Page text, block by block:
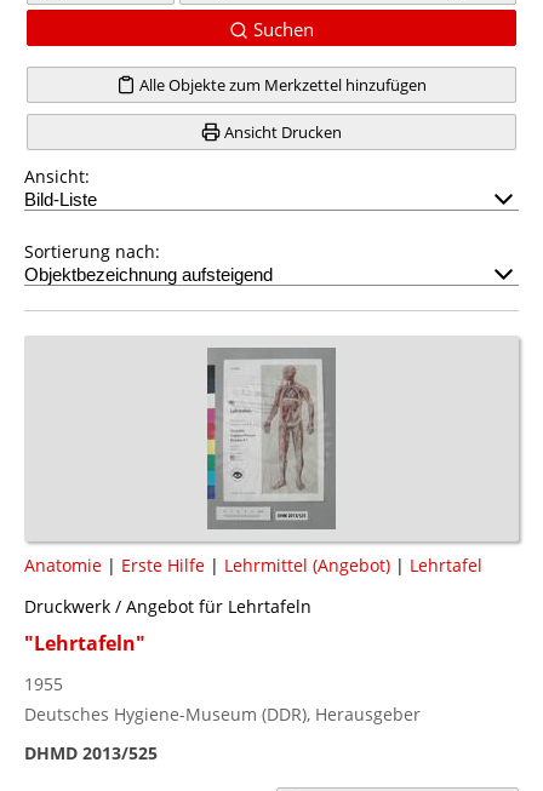
Suchen
Alle Objekte zum Merkzettel hinzufügen
Ansicht Drucken
Ansicht:
Sortierung nach:
Anatomie | Erste Hilfe | Lehrmittel (Angebot) | Lehrtafel
Druckwerk / Angebot für Lehrtafeln
"Lehrtafeln"
1955
Deutsches Hygiene-Museum (DDR), Herausgeber
DHMD 2013/525